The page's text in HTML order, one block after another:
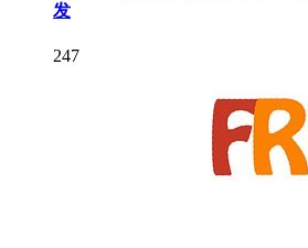
发
247